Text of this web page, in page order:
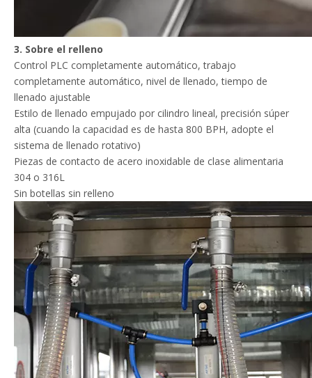
3. Sobre el relleno
Control PLC completamente automático, trabajo
completamente automático, nivel de llenado, tiempo de
llenado ajustable
Estilo de llenado empujado por cilindro lineal, precisión súper
alta (cuando la capacidad es de hasta 800 BPH, adopte el
sistema de llenado rotativo)
Piezas de contacto de acero inoxidable de clase alimentaria
304 o 316L
Sin botellas sin relleno